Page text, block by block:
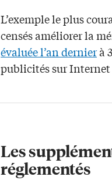
L’exemple le plus
censés améliorer la
évaluée l’an dernierà
publicités sur Internet
Les
réglementés